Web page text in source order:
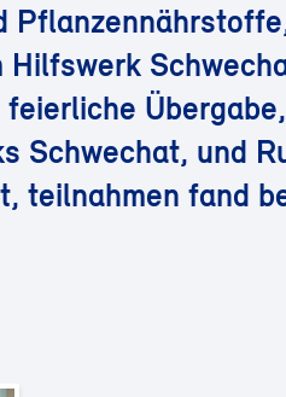
Schwechat, und
teilnahmen fand